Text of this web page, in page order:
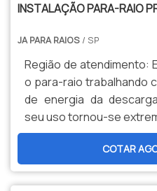
INSTALAÇÃO PARA-RAIO
JA PARA RAIOS / SP
Região de atendimento:
o para-raio trabalhando
de energia da
seu uso tornou-se
COTAR